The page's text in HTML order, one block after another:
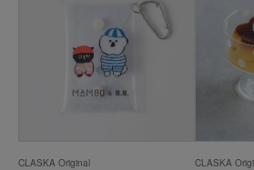
CLASKA Original CLASKA